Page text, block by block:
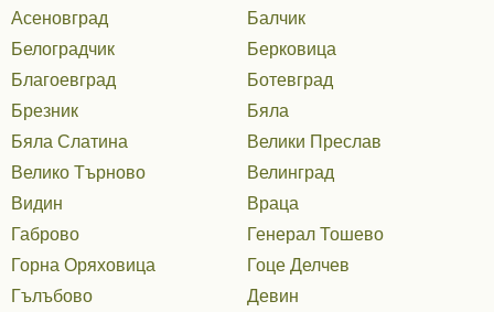
Асеновград
Балчик
Белоградчик
Берковица
Благоевград
Ботевград
Брезник
Бяла
Бяла Слатина
Велики Преслав
Велико Търново
Велинград
Видин
Враца
Габрово
Генерал Тошево
Горна Оряховица
Гоце Делчев
Гълъбово
Девин